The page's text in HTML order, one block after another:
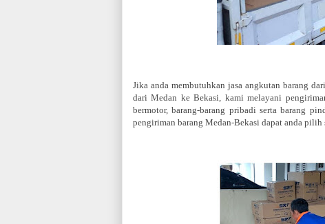
Jika anda membutuhkan jasa angkutan barang
dari Medan ke Bekasi, kami melayani
bermotor, barang-barang pribadi serta barang
pengiriman barang Medan-Bekasi dapat anda pilih